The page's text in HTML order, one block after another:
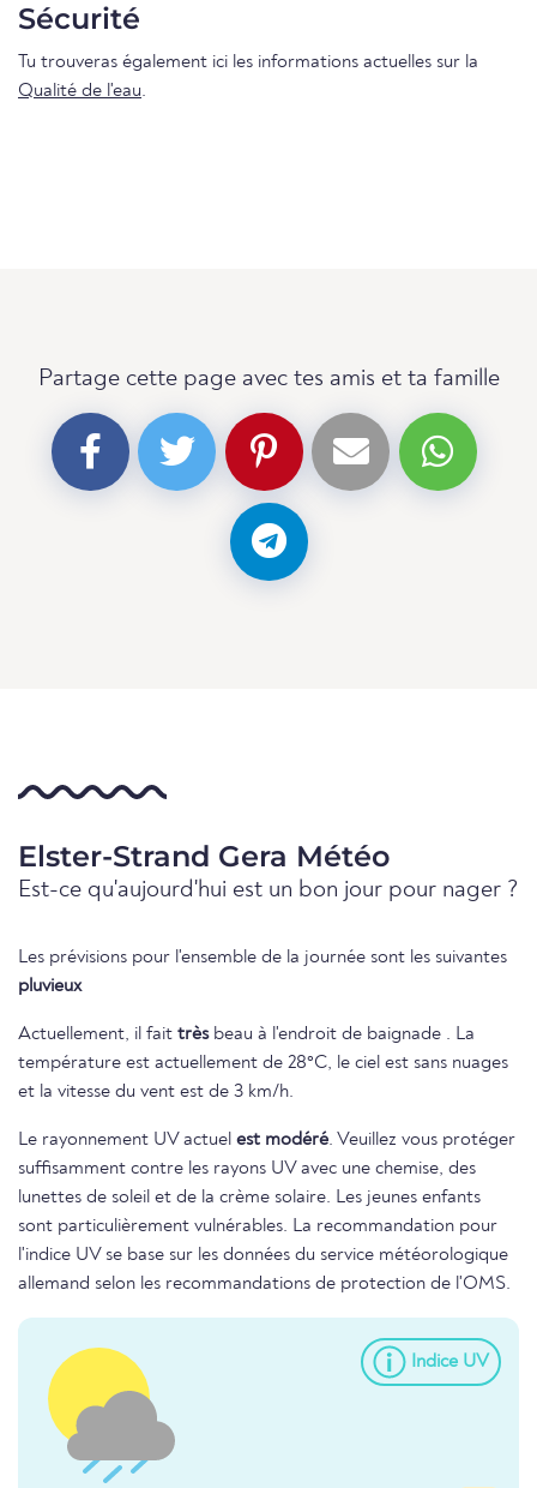
Sécurité
Tu trouveras également ici les informations actuelles sur la
Qualité de l'eau.
Partage cette page avec tes amis et ta famille
Elster-Strand Gera Météo
Est-ce qu'aujourd'hui est un bon jour pour nager ?
Les prévisions pour l'ensemble de la journée sont les suivantes
pluvieux
Actuellement, il fait trèsbeau à l'endroit de baignade . La
température est actuellement de 28°C, le ciel est sans nuages
et la vitesse du vent est de 3 km/h.
Le rayonnement UV actuel est modéré. Veuillez vous protéger
suffisamment contre les rayons UV avec une chemise, des
lunettes de soleil et de la crème solaire. Les jeunes enfants
sont particulièrement vulnérables. La recommandation pour
l'indice UV se base sur les données du service météorologique
allemand selon les recommandations de protection de l'OMS.
Indice UV